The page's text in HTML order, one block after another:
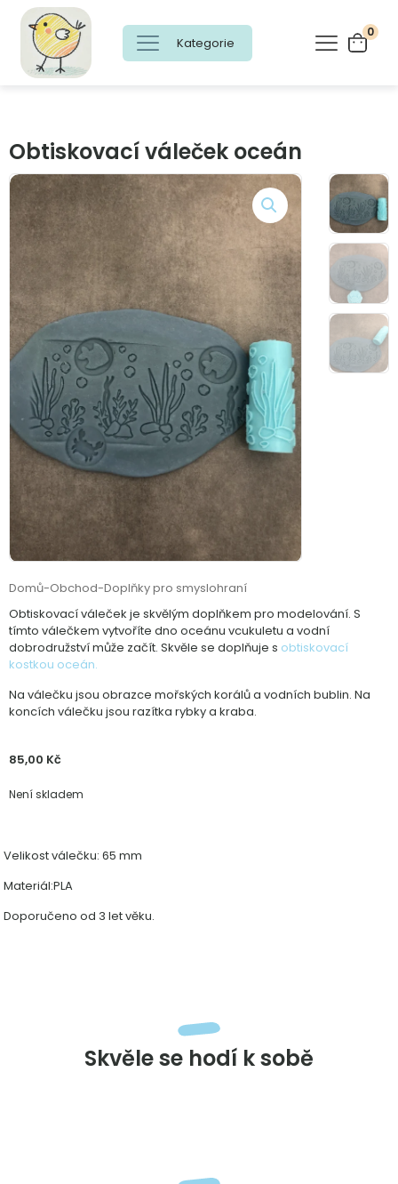
Kategorie
0
Obtiskovací váleček oceán
Domů-Obchod-Doplňky pro smyslohraní
Obtiskovací váleček je skvělým doplňkem pro modelování. S
tímto válečkem vytvoříte dno oceánu vcukuletu a vodní
dobrodružství může začít. Skvěle se doplňuje s obtiskovací
kostkou oceán.
Na válečku jsou obrazce mořských korálů a vodních bublin. Na
koncích válečku jsou razítka rybky a kraba.
85,00 Kč
Není skladem
Velikost válečku: 65 mm
Materiál:PLA
Doporučeno od 3 let věku.
Skvěle se hodí k sobě